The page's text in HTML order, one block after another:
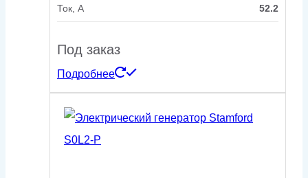
Ток, А 52.2
Под заказ
Подробнее